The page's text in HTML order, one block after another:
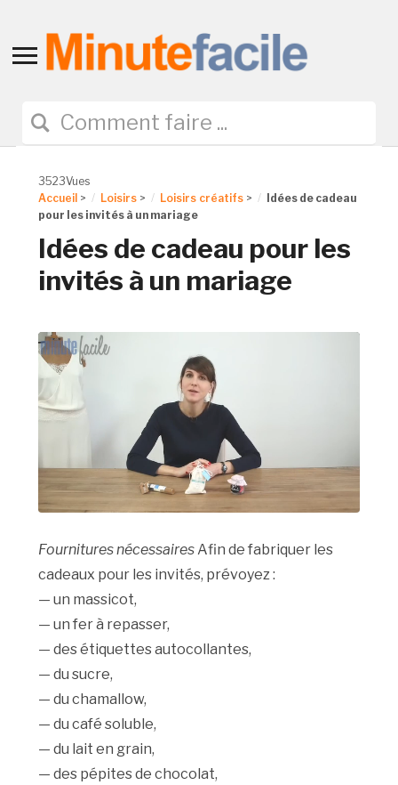
Toggle
navigation
3523Vues
Accueil > Loisirs > Loisirs créatifs >
Idées de cadeau
pour les invités à un mariage
Idées de cadeau pour les
invités à un mariage
Fournitures nécessairesAfin de fabriquer les
cadeaux pour les invités, prévoyez :
— un massicot,
— un fer à repasser,
— des étiquettes autocollantes,
— du sucre,
— du chamallow,
— du café soluble,
— du lait en grain,
— des pépites de chocolat,